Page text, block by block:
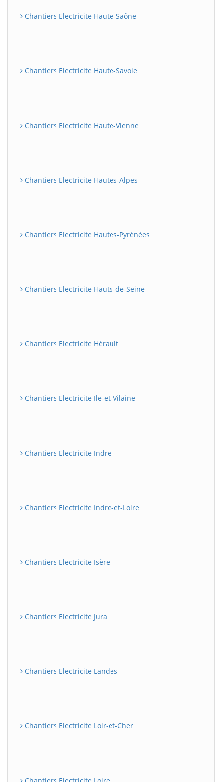
Chantiers Electricite Haute-Saône
Chantiers Electricite Haute-Savoie
Chantiers Electricite Haute-Vienne
Chantiers Electricite Hautes-Alpes
Chantiers Electricite Hautes-Pyrénées
Chantiers Electricite Hauts-de-Seine
Chantiers Electricite Hérault
Chantiers Electricite Ile-et-Vilaine
Chantiers Electricite Indre
Chantiers Electricite Indre-et-Loire
Chantiers Electricite Isère
Chantiers Electricite Jura
Chantiers Electricite Landes
Chantiers Electricite Loir-et-Cher